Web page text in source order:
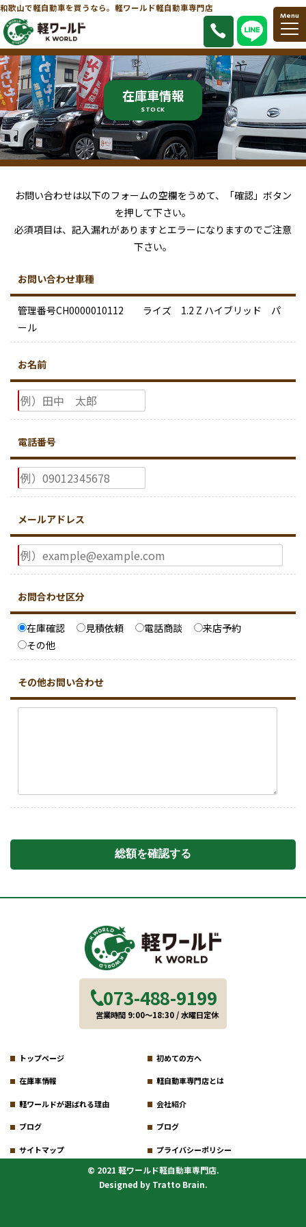
和歌山で軽自動車を買うなら。軽ワールド軽自動車専門店
Menu
在庫車情報
STOCK
お問い合わせは以下のフォームの空欄をうめて、「確認」ボタン
を押して下さい。
必須項目は、記入漏れがありますとエラーになりますのでご注意
下さい。
お問い合わせ車種
管理番号CH0000010112 ライズ 1.2 Z ハイブリッド パ
ール
お名前
電話番号
メールアドレス
お問合わせ区分
在庫確認 見積依頼 電話商談
来店予約
その他
その他お問い合わせ
073-488-9199
営業時間 9:00～18:30 / 水曜日定休
トップページ 初めての方へ
在庫車情報 軽自動車専門店とは
軽ワールドが選ばれる理由 会社紹介
ブログ ブログ
サイトマップ プライバシーポリシー
© 2021 軽ワールド軽自動車専門店.
Designed by Tratto Brain.